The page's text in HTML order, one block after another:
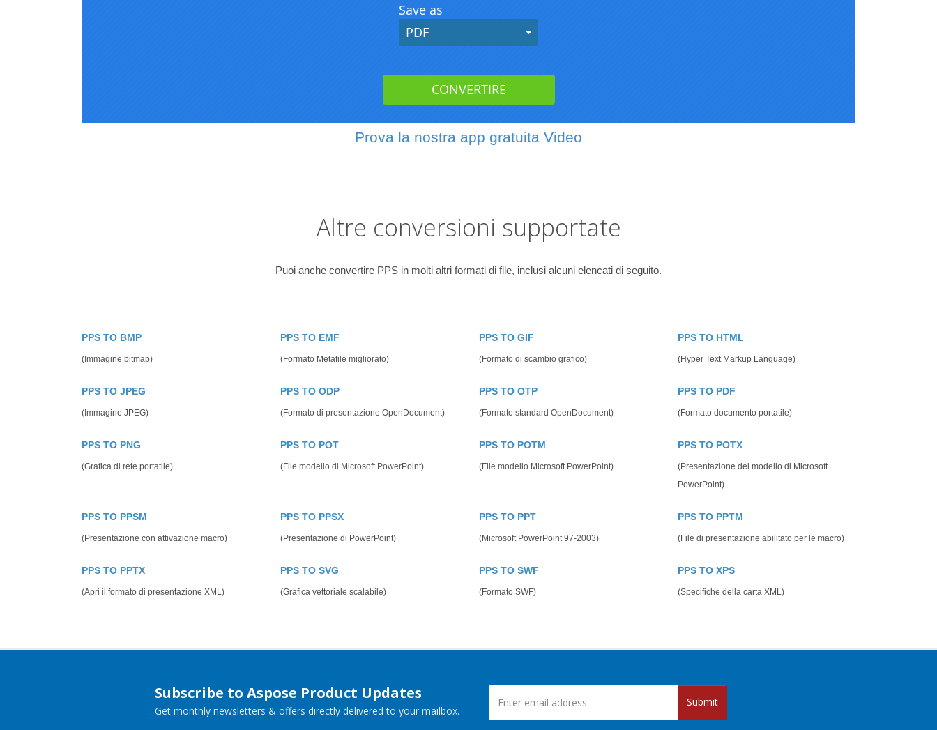
Prova la nostra app gratuita Video
Altre conversioni supportate
Puoi anche convertire PPS in molti altri formati di file, inclusi alcuni elencati di seguito.
PPS TO BMP
(Immagine bitmap)
PPS TO EMF
(Formato Metafile migliorato)
PPS TO GIF
(Formato di scambio grafico)
PPS TO HTML
(Hyper Text Markup Language)
PPS TO JPEG
(Immagine JPEG)
PPS TO ODP
(Formato di presentazione OpenDocument)
PPS TO OTP
(Formato standard OpenDocument)
PPS TO PDF
(Formato documento portatile)
PPS TO PNG
(Grafica di rete portatile)
PPS TO POT
(File modello di Microsoft PowerPoint)
PPS TO POTM
(File modello Microsoft PowerPoint)
PPS TO POTX
(Presentazione del modello di Microsoft
PowerPoint)
PPS TO PPSM
(Presentazione con attivazione macro)
PPS TO PPSX
(Presentazione di PowerPoint)
PPS TO PPT
(Microsoft PowerPoint 97-2003)
PPS TO PPTM
(File di presentazione abilitato per le macro)
PPS TO PPTX
(Apri il formato di presentazione XML)
PPS TO SVG
(Grafica vettoriale scalabile)
PPS TO SWF
(Formato SWF)
PPS TO XPS
(Specifiche della carta XML)
Subscribe to Aspose Product Updates
Get monthly newsletters & offers directly delivered to your mailbox.
Submit